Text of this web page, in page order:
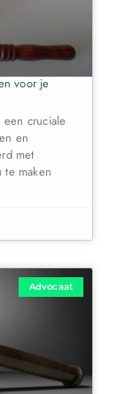
voor je
een cruciale
en
met
maken
Advocaat